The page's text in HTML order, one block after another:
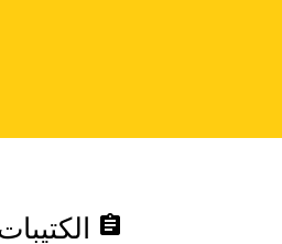
assignment